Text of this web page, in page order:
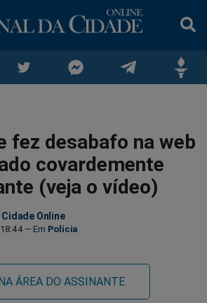
no
no
Messenger
no
Telegram
no
fez desabafo na web
covardemente
(veja o vídeo)
Online
Polícia
ÁREA DO ASSINANTE